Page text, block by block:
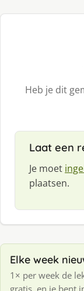
Heb je dit
Laat een
Je moet
plaatsen.
Elke week
1× per week de